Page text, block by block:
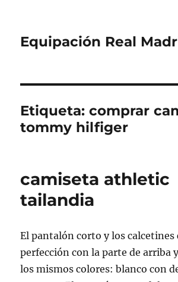
Equipación Real
Etiqueta:comprar
tommy hilfiger
camiseta athletic
tailandia
El pantalón corto y los calcetines
perfección con la parte de arriba
los mismos colores: blanco con